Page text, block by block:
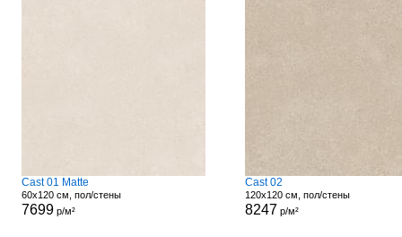
Cast 01 Matte
60x120 см, пол/стены
7699р/м²
Cast 02
120x120 см, пол/стены
8247 р/м²